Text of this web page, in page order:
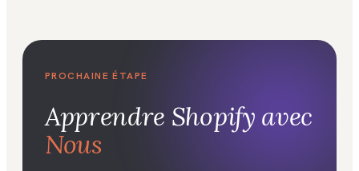
PROCHAINE ÉTAPE
Apprendre Shopify avec
Nous